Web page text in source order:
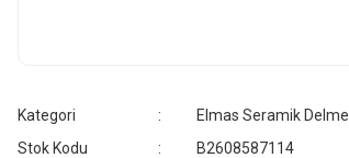
Kategori
Elmas Seramik Delme
Stok Kodu
B2608587114